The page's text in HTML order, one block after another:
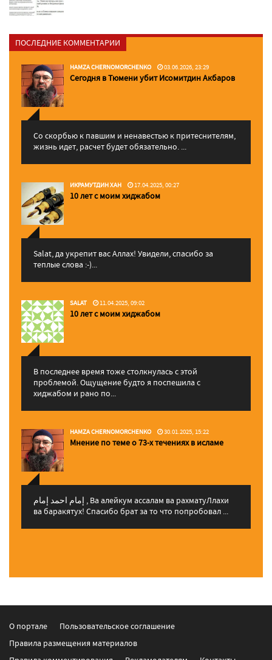
ПОСЛЕДНИЕ КОММЕНТАРИИ
HAMZA CHERNOMORCHENKO 03.06.2026, 23:29
Сегодня в Тюмени убит Исомитдин Акбаров
Со скорбью к павшим и ненавестью к притеснителям,
жизнь идет, расчет будет обязательно. ...
ИКРАМУТДИН ХАН 17.04.2025, 00:27
10 лет с моим хиджабом
Salat, да укрепит вас Аллаx! Увидели, спасибо за
теплые слова :-)...
SALAT 11.04.2025, 09:02
10 лет с моим хиджабом
В последнее время тоже столкнулась с этой
проблемой. Ощущение будто я поспешила с
хиджабом и рано по...
HAMZA CHERNOMORCHENKO 30.01.2025, 15:22
Мнение по теме о 73-х течениях в исламе
إمام احمد إمام , Ва алейкум ассалам ва рахматуЛлахи
ва баракятух! Спасибо брат за то что попробовал ...
О портале
Пользовательское соглашение
Правила размещения материалов